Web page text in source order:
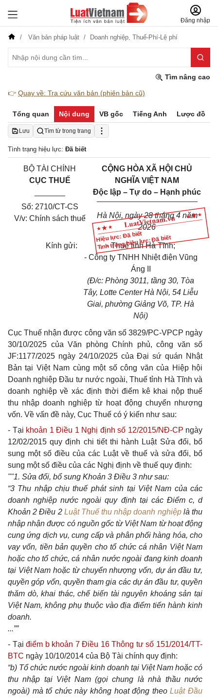
Đăng nhập
Văn bản pháp luật Doanh nghiệp, Thuế-Phí-Lệ phí
Tìm nâng cao
👉 Quay về: Tra cứu văn bản (phiên bản cũ)
Tổng quan Nội dung VB gốc Tiếng Anh Lược đồ
Lưu Tìm từ trong trang
Tình trạng hiệu lực: Đã biết
Hiệu lực: Đã biết
Tình trạng hiệu lực: Đã biết
BỘ TÀI CHÍNH
CỤC THUẾ
Số: 2710/CT-CS
V/v: Chính sách thuế
CỘNG HÒA XÃ HỘI CHỦ
NGHĨA VIỆT NAM
Độc lập – Tự do – Hạnh phúc
_____________ ______ ____
Hà Nội, ngày 28 tháng 4 năm
2026
Kính gửi:
- Thuế tỉnh Hà Tĩnh;
- Công ty TNHH Nhiệt điện Vũng
Áng II
(Đ/c: Phòng 3011, tầng 30, Tòa
Tây, Lotte Center Hà Nội, 54 Liễu
Giai, phường Giảng Võ, TP. Hà
Nội)
Cục Thuế nhận được công văn số 3829/PC-VPCP ngày
30/10/2025 của Văn phòng Chính phủ, công văn số
JF:1177/2025 ngày 24/10/2025 của Đại sứ quán Nhật
Bản tại Việt Nam cùng một số công văn của Hiệp hội
Doanh nghiệp Đầu tư nước ngoài, Thuế tỉnh Hà Tĩnh và
doanh nghiệp về xác định thời điểm kê khai nộp thuế
thu nhập doanh nghiệp từ hoạt động chuyển nhượng
vốn. Về vấn đề này, Cục Thuế có ý kiến như sau:
- Tại khoản 1 Điều 1 Nghị định số 12/2015/NĐ-CP ngày
12/02/2015 quy định chi tiết thi hành Luật Sửa đổi, bổ
sung một số điều của các Luật về thuế và sửa đổi, bổ
sung một số điều của các Nghị định về thuế quy định:
""1. Sửa đổi, bổ sung Khoản 3 Điều 3 như sau:
“3 Thu nhập chịu thuế phát sinh tại Việt Nam của các
doanh nghiệp nước ngoài quy định tại các Điểm c, d
Khoản 2 Điều 2 Luật Thuế thu nhập doanh nghiệplà thu
nhập nhận được có nguồn gốc từ Việt Nam từ hoạt động
cung ứng dịch vụ, cung cấp và phân phối hàng hóa, cho
vay vốn, tiền bản quyền cho tổ chức cá nhân Việt Nam
hoặc cho tổ chức, cá nhân nước ngoài đang kinh doanh
tại Việt Nam hoặc từ chuyển nhượng vốn, dự án đầu tư,
quyền góp vốn, quyền tham gia các dự án đầu tư, quyền
thăm dò, khai thác, chế biến tài nguyên khoáng sản tại
Việt Nam, không phụ thuộc vào địa điểm tiến hành kinh
doanh.
...””
- Tạiđiểm b khoản 7 Điều 16 Thông tư số 151/2014/TT-
BTC ngày 10/10/2014 của Bộ Tài chính quy định:
“b) Tổ chức nước ngoài kinh doanh tại Việt Nam hoặc có
thu nhập tại Việt Nam (gọi chung là nhà thầu nước
ngoài) mà tổ chức này không hoạt động theoLuật Đầu